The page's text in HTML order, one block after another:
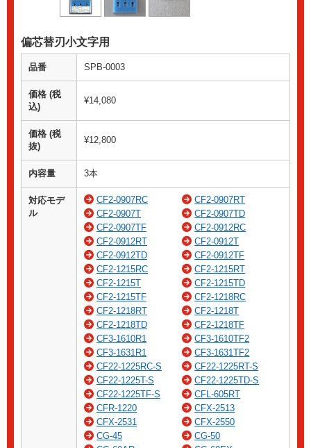
偏芯替刃小文字用
品番 SPB-0003
価格 (税
込)
¥14,080
価格 (税
抜)
¥12,800
内容量 3本
対応モデ
ル
CF2-0907RC
CF2-0907RT
CF2-0907T
CF2-0907TD
CF2-0907TF
CF2-0912RC
CF2-0912RT
CF2-0912T
CF2-0912TD
CF2-0912TF
CF2-1215RC
CF2-1215RT
CF2-1215T
CF2-1215TD
CF2-1215TF
CF2-1218RC
CF2-1218RT
CF2-1218T
CF2-1218TD
CF2-1218TF
CF3-1610R1
CF3-1610TF2
CF3-1631R1
CF3-1631TF2
CF22-1225RC-S
CF22-1225RT-S
CF22-1225T-S
CF22-1225TD-S
CF22-1225TF-S
CFL-605RT
CFR-1220
CFX-2513
CFX-2531
CFX-2550
CG-45
CG-50